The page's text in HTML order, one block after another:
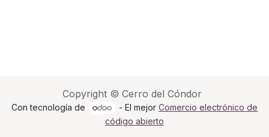
Copyright © Cerro del Cóndor
Con tecnología de - El mejorComercio electrónico de
código abierto